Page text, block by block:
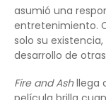
asumió una
entretenimiento.
solo su
desarrollo de
Fire and Ashllega